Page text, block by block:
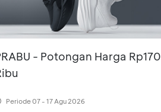
- Potongan Harga Rp170
Periode07 - 17 Agu 2026